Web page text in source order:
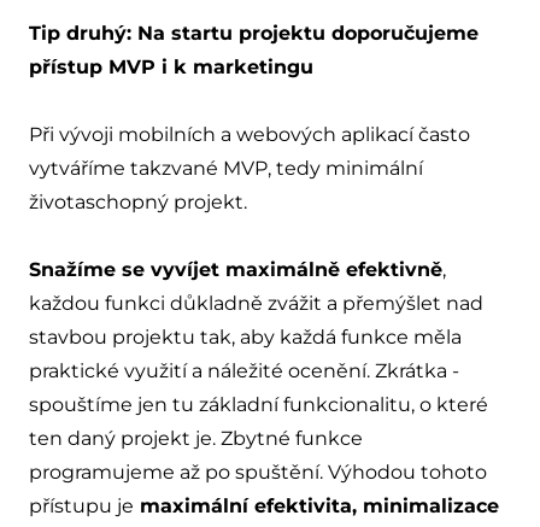
Tip druhý: Na startu projektu doporučujeme
přístup MVP i k marketingu
Při vývoji mobilních a webových aplikací často
vytváříme takzvané MVP, tedy minimální
životaschopný projekt.
Snažíme se vyvíjet maximálně efektivně,
každou funkci důkladně zvážit a přemýšlet nad
stavbou projektu tak, aby každá funkce měla
praktické využití a náležité ocenění. Zkrátka -
spouštíme jen tu základní funkcionalitu, o které
ten daný projekt je. Zbytné funkce
programujeme až po spuštění. Výhodou tohoto
přístupu je maximální efektivita, minimalizace